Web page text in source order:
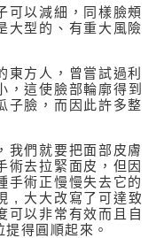
可以減細，同樣臉頰
大型的、有重大風險
方人，曾嘗試過利
，這使臉部輪廓得到
子臉，而因此許多整
我們就要把面部皮膚
術去拉緊面皮，但因
手術正慢慢失去它的
, 大大改寫了可達致
可以非常有效而且自
得圓順起來。